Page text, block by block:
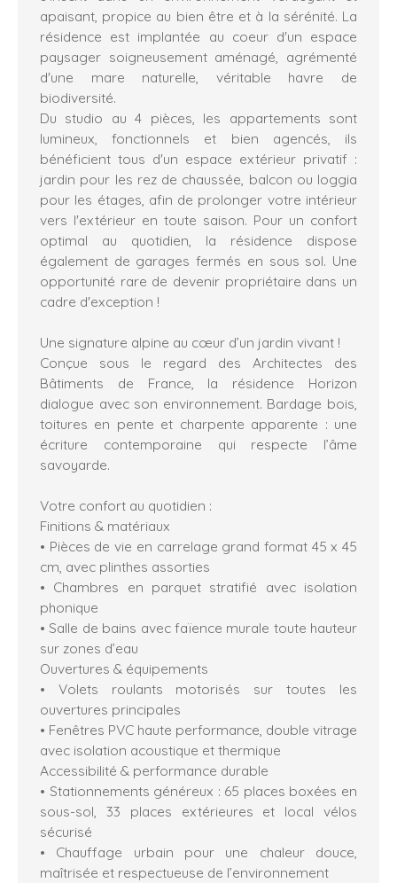
apaisant, propice au bien être et à la sérénité. La
résidence est implantée au coeur d'un espace
paysager soigneusement aménagé, agrémenté
d'une mare naturelle, véritable havre de
biodiversité.
Du studio au 4 pièces, les appartements sont
lumineux, fonctionnels et bien agencés, ils
bénéficient tous d'un espace extérieur privatif :
jardin pour les rez de chaussée, balcon ou loggia
pour les étages, afin de prolonger votre intérieur
vers l'extérieur en toute saison. Pour un confort
optimal au quotidien, la résidence dispose
également de garages fermés en sous sol. Une
opportunité rare de devenir propriétaire dans un
cadre d'exception !
Une signature alpine au cœur d’un jardin vivant !
Conçue sous le regard des Architectes des
Bâtiments de France, la résidence Horizon
dialogue avec son environnement. Bardage bois,
toitures en pente et charpente apparente : une
écriture contemporaine qui respecte l’âme
savoyarde.
Votre confort au quotidien :
Finitions & matériaux
• Pièces de vie en carrelage grand format 45 x 45
cm, avec plinthes assorties
• Chambres en parquet stratifié avec isolation
phonique
• Salle de bains avec faïence murale toute hauteur
sur zones d’eau
Ouvertures & équipements
• Volets roulants motorisés sur toutes les
ouvertures principales
• Fenêtres PVC haute performance, double vitrage
avec isolation acoustique et thermique
Accessibilité & performance durable
• Stationnements généreux : 65 places boxées en
sous-sol, 33 places extérieures et local vélos
sécurisé
• Chauffage urbain pour une chaleur douce,
maîtrisée et respectueuse de l’environnement